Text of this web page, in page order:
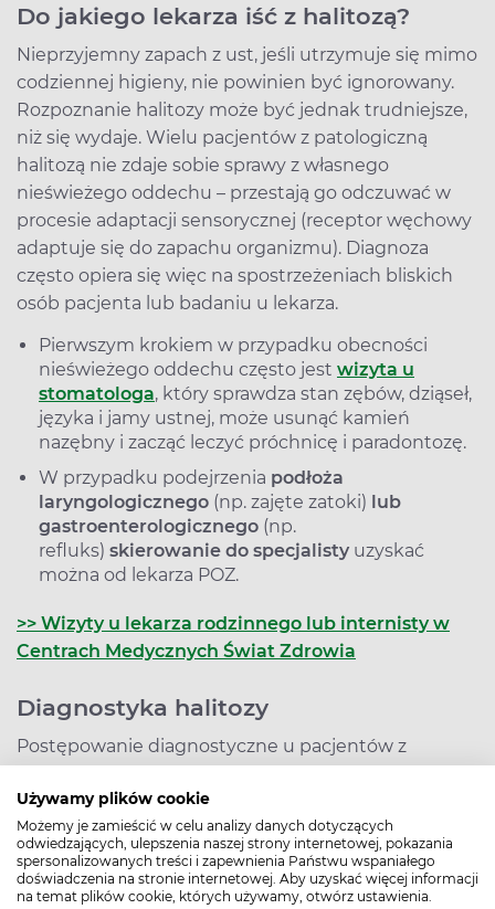
Używamy plików cookie
Możemy je zamieścić w celu analizy danych dotyczących
odwiedzających, ulepszenia naszej strony internetowej, pokazania
spersonalizowanych treści i zapewnienia Państwu wspaniałego
doświadczenia na stronie internetowej. Aby uzyskać więcej informacji
na temat plików cookie, których używamy, otwórz ustawienia.
Do jakiego lekarza iść z halitozą?
Nieprzyjemny zapach z ust, jeśli utrzymuje się mimo
codziennej higieny, nie powinien być ignorowany.
Rozpoznanie halitozy może być jednak trudniejsze,
niż się wydaje. Wielu pacjentów z patologiczną
halitozą nie zdaje sobie sprawy z własnego
nieświeżego oddechu – przestają go odczuwać w
procesie adaptacji sensorycznej (receptor węchowy
adaptuje się do zapachu organizmu). Diagnoza
często opiera się więc na spostrzeżeniach bliskich
osób pacjenta lub badaniu u lekarza.
Pierwszym krokiem w przypadku obecności
nieświeżego oddechu często jest wizyta u
stomatologa, który sprawdza stan zębów, dziąseł,
języka i jamy ustnej, może usunąć kamień
nazębny i zacząć leczyć próchnicę i paradontozę.
W przypadku podejrzenia podłoża
laryngologicznego (np. zajęte zatoki) lub
gastroenterologicznego (np.
refluks) skierowanie do specjalisty uzyskać
można od lekarza POZ.
>> Wizyty u lekarza rodzinnego lub internisty w
Centrach Medycznych Świat Zdrowia
Diagnostyka halitozy
Postępowanie diagnostyczne u pacjentów z
Wywiad i badanie fizykalne
– lekarz pyta, kiedy
pojawia się nieświeży oddech (np. rano, po
posiłkach, cały czas), jakie są towarzyszące objawy
(suchość w ustach, refluks, dolegliwości z zatok),